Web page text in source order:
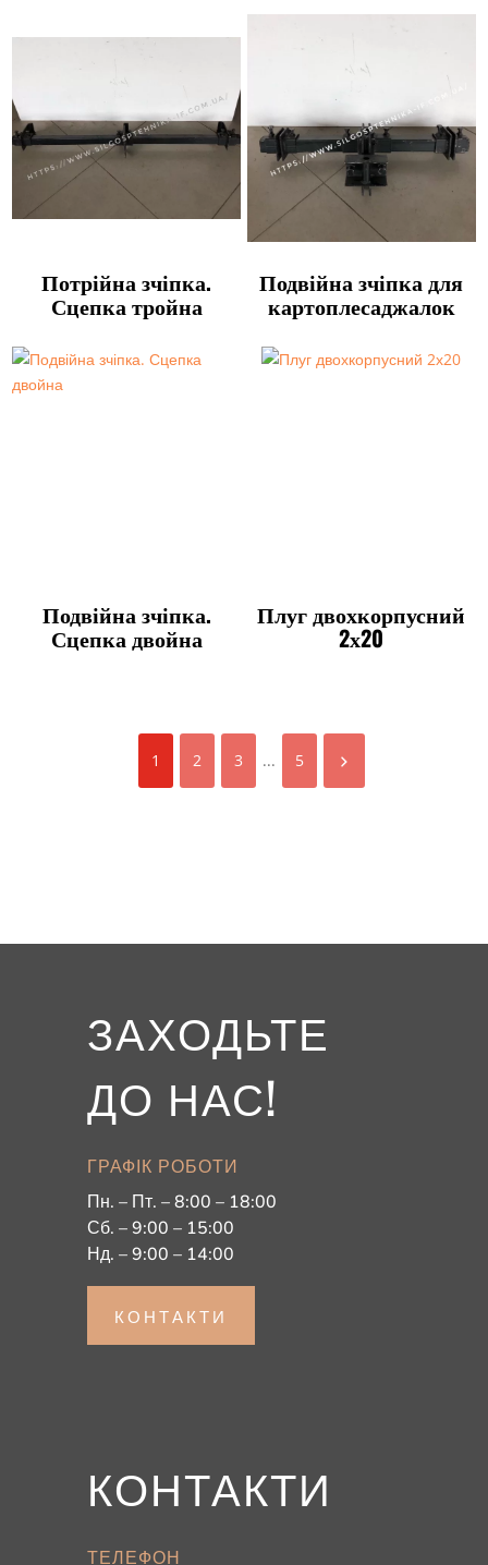
Потрійна зчіпка.
Сцепка тройна
Подвійна зчіпка для
картоплесаджалок
Подвійна зчіпка.
Сцепка двойна
Плуг двохкорпусний
2х20
1 2 3 ... 5
ЗАХОДЬТЕ
ДО НАС!
ГРАФІК РОБОТИ
Пн. – Пт. – 8:00 – 18:00
Сб. – 9:00 – 15:00
Нд. – 9:00 – 14:00
КОНТАКТИ
КОНТАКТИ
ТЕЛЕФОН